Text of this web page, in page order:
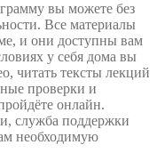
вы можете без
Все материалы
и они доступны вам
у себя дома вы
читать тексты лекций
проверки и
онлайн.
служба поддержки
необходимую